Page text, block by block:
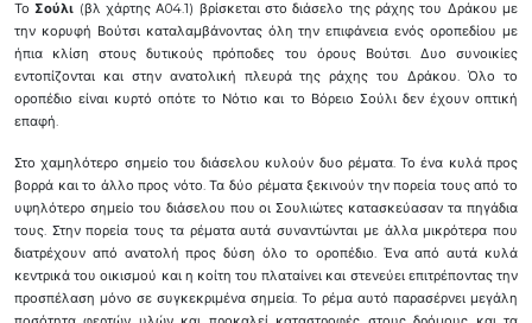
ΤοΣούλι (βλ χάρτης Α04.1) βρίσκεται στο διάσελο της ράχης του Δράκου με
την κορυφή Βούτσι καταλαμβάνοντας όλη την επιφάνεια ενός οροπεδίου με
ήπια κλίση στους δυτικούς πρόποδες του όρους Βούτσι. Δυο συνοικίες
εντοπίζονται και στην ανατολική πλευρά της ράχης του Δράκου. Όλο το
οροπέδιο είναι κυρτό οπότε το Νότιο και το Βόρειο Σούλι δεν έχουν οπτική
επαφή.
Στο χαμηλότερο σημείο του διάσελου κυλούν δυο ρέματα. Το ένα κυλά προς
βορρά και το άλλο προς νότο. Τα δύο ρέματα ξεκινούν την πορεία τους από το
υψηλότερο σημείο του διάσελου που οι Σουλιώτες κατασκεύασαν τα πηγάδια
τους. Στην πορεία τους τα ρέματα αυτά συναντώνται με άλλα μικρότερα που
διατρέχουν από ανατολή προς δύση όλο το οροπέδιο. Ένα από αυτά κυλά
κεντρικά του οικισμού και η κοίτη του πλαταίνει και στενεύει επιτρέποντας την
προσπέλαση μόνο σε συγκεκριμένα σημεία. Το ρέμα αυτό παρασέρνει μεγάλη